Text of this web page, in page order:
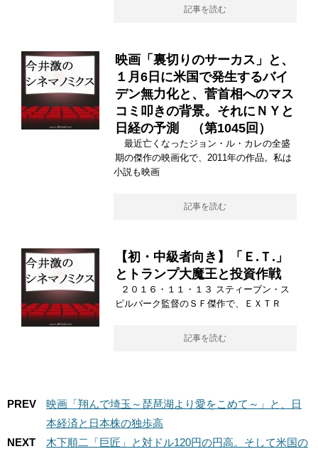
記事を読む
映画「裏切りのサーカス」と、
１月6日に米国で発生するバイ
デン無力化と、菅首相へのマス
コミ叩きの背景。それにＮＹと
日経の予測 （第1045回）
最近亡くなったジョン・ル・カレの全盛
期の傑作の映画化で、2011年の作品。私は
小説も映画
記事を読む
【初・中級者向き】「Ｅ.Ｔ.」
とトランプ大魔王と投資作戦
２０１６・１１・１３ スティーブン・ス
ピルバーク監督のＳＦ傑作で、ＥＸＴＲ
記事を読む
PREV
映画「翔んで埼玉～琵琶湖より愛をこめて～」と、日
本経済と日本株の独歩高
NEXT
木下順二「巨匠」と対ドル120円の円高。そして米国の